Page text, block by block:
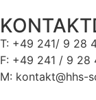
T: +49 241/ 9 28
F: +49 241 / 9 28
M: kontakt@hhs-